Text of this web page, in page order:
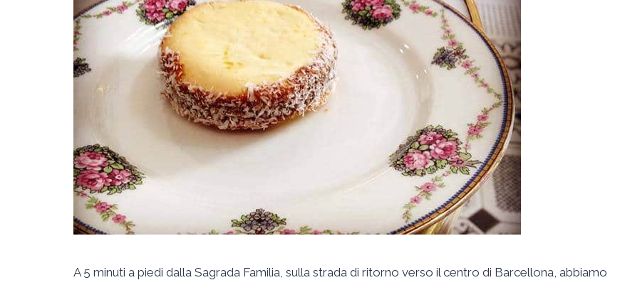
A 5 minuti a piedi dalla Sagrada Familia, sulla strada di ritorno verso il centro di Barcellona, abbiamo